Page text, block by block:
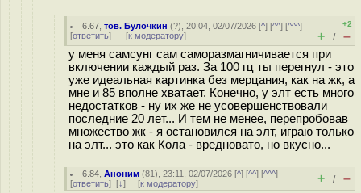
6.67 ,тов. Булочкин (?), 20:04, 02/07/2026 [^] [^^] [^^^]
[ответить] [к модератору]
+2
+ / –
у меня самсунг сам саморазмагничивается при
включении каждый раз. За 100 гц ты перегнул - это
уже идеальная картинка без мерцания, как на жк, а
мне и 85 вполне хватает. Конечно, у элт есть много
недостатков - ну их же не усовершенствовали
последние 20 лет... И тем не менее, перепробовав
множество жк - я остановился на элт, играю только
на элт... это как Кола - вредновато, но вкусно...
6.84 ,Аноним (81), 23:11, 02/07/2026 [^] [^^] [^^^]
[ответить] [↓] [к модератору] + / –